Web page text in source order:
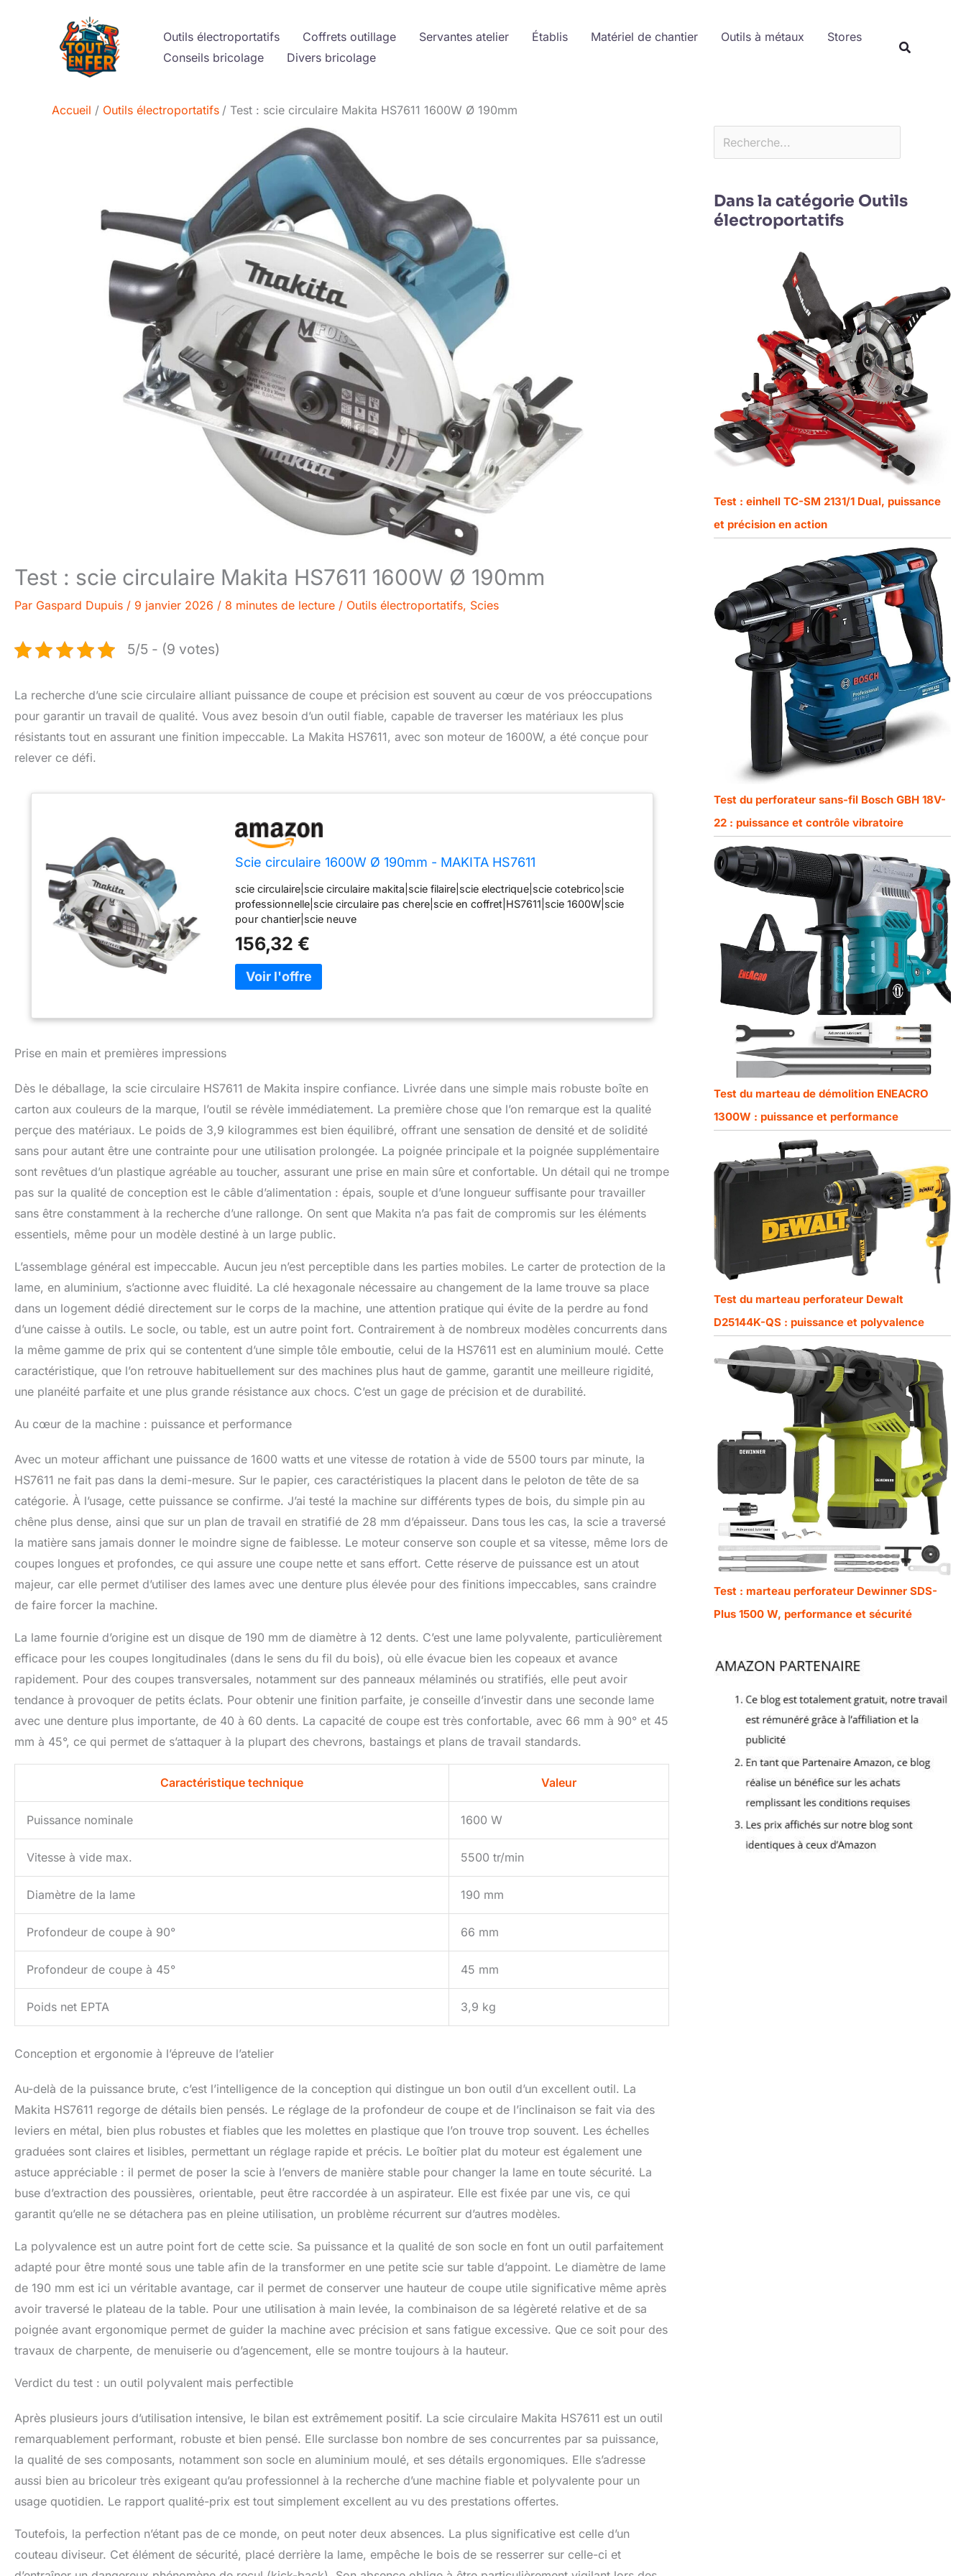
Outils électroportatifs Coffrets outillage Servantes atelier Établis Matériel de chantier Outils à métaux
Stores
Conseils bricolage
Divers bricolage
Accueil Outils électroportatifs Test : scie circulaire Makita HS7611 1600W Ø 190mm
Test : scie circulaire Makita HS7611 1600W Ø 190mm
Par Gaspard Dupuis / 9 janvier 2026 / 8 minutes de lecture / Outils électroportatifs, Scies
5/5 - (9 votes)
La recherche d’une scie circulaire alliant puissance de coupe et précision est souvent au cœur de vos préoccupations
pour garantir un travail de qualité. Vous avez besoin d’un outil fiable, capable de traverser les matériaux les plus
résistants tout en assurant une finition impeccable. La Makita HS7611, avec son moteur de 1600W, a été conçue pour
relever ce défi.
Scie circulaire 1600W Ø 190mm - MAKITA HS7611
scie circulaire|scie circulaire makita|scie filaire|scie electrique|scie cotebrico|scie
professionnelle|scie circulaire pas chere|scie en coffret|HS7611|scie 1600W|scie
pour chantier|scie neuve
156,32 €
Prise en main et premières impressions
Dès le déballage, la scie circulaire HS7611 de Makita inspire confiance. Livrée dans une simple mais robuste boîte en
carton aux couleurs de la marque, l’outil se révèle immédiatement. La première chose que l’on remarque est la qualité
perçue des matériaux. Le poids de 3,9 kilogrammes est bien équilibré, offrant une sensation de densité et de solidité
sans pour autant être une contrainte pour une utilisation prolongée. La poignée principale et la poignée supplémentaire
sont revêtues d’un plastique agréable au toucher, assurant une prise en main sûre et confortable. Un détail qui ne trompe
pas sur la qualité de conception est le câble d’alimentation : épais, souple et d’une longueur suffisante pour travailler
sans être constamment à la recherche d’une rallonge. On sent que Makita n’a pas fait de compromis sur les éléments
essentiels, même pour un modèle destiné à un large public.
L’assemblage général est impeccable. Aucun jeu n’est perceptible dans les parties mobiles. Le carter de protection de la
lame, en aluminium, s’actionne avec fluidité. La clé hexagonale nécessaire au changement de la lame trouve sa place
dans un logement dédié directement sur le corps de la machine, une attention pratique qui évite de la perdre au fond
d’une caisse à outils. Le socle, ou table, est un autre point fort. Contrairement à de nombreux modèles concurrents dans
la même gamme de prix qui se contentent d’une simple tôle emboutie, celui de la HS7611 est en aluminium moulé. Cette
caractéristique, que l’on retrouve habituellement sur des machines plus haut de gamme, garantit une meilleure rigidité,
une planéité parfaite et une plus grande résistance aux chocs. C’est un gage de précision et de durabilité.
Au cœur de la machine : puissance et performance
Avec un moteur affichant une puissance de 1600 watts et une vitesse de rotation à vide de 5500 tours par minute, la
HS7611 ne fait pas dans la demi-mesure. Sur le papier, ces caractéristiques la placent dans le peloton de tête de sa
catégorie. À l’usage, cette puissance se confirme. J’ai testé la machine sur différents types de bois, du simple pin au
chêne plus dense, ainsi que sur un plan de travail en stratifié de 28 mm d’épaisseur. Dans tous les cas, la scie a traversé
la matière sans jamais donner le moindre signe de faiblesse. Le moteur conserve son couple et sa vitesse, même lors de
coupes longues et profondes, ce qui assure une coupe nette et sans effort. Cette réserve de puissance est un atout
majeur, car elle permet d’utiliser des lames avec une denture plus élevée pour des finitions impeccables, sans craindre
de faire forcer la machine.
La lame fournie d’origine est un disque de 190 mm de diamètre à 12 dents. C’est une lame polyvalente, particulièrement
efficace pour les coupes longitudinales (dans le sens du fil du bois), où elle évacue bien les copeaux et avance
rapidement. Pour des coupes transversales, notamment sur des panneaux mélaminés ou stratifiés, elle peut avoir
tendance à provoquer de petits éclats. Pour obtenir une finition parfaite, je conseille d’investir dans une seconde lame
avec une denture plus importante, de 40 à 60 dents. La capacité de coupe est très confortable, avec 66 mm à 90° et 45
mm à 45°, ce qui permet de s’attaquer à la plupart des chevrons, bastaings et plans de travail standards.
Caractéristique technique Valeur
Puissance nominale 1600 W
Vitesse à vide max. 5500 tr/min
Diamètre de la lame 190 mm
Profondeur de coupe à 90° 66 mm
Profondeur de coupe à 45° 45 mm
Poids net EPTA 3,9 kg
Conception et ergonomie à l’épreuve de l’atelier
Au-delà de la puissance brute, c’est l’intelligence de la conception qui distingue un bon outil d’un excellent outil. La
Makita HS7611 regorge de détails bien pensés. Le réglage de la profondeur de coupe et de l’inclinaison se fait via des
leviers en métal, bien plus robustes et fiables que les molettes en plastique que l’on trouve trop souvent. Les échelles
graduées sont claires et lisibles, permettant un réglage rapide et précis. Le boîtier plat du moteur est également une
astuce appréciable : il permet de poser la scie à l’envers de manière stable pour changer la lame en toute sécurité. La
buse d’extraction des poussières, orientable, peut être raccordée à un aspirateur. Elle est fixée par une vis, ce qui
garantit qu’elle ne se détachera pas en pleine utilisation, un problème récurrent sur d’autres modèles.
La polyvalence est un autre point fort de cette scie. Sa puissance et la qualité de son socle en font un outil parfaitement
adapté pour être monté sous une table afin de la transformer en une petite scie sur table d’appoint. Le diamètre de lame
de 190 mm est ici un véritable avantage, car il permet de conserver une hauteur de coupe utile significative même après
avoir traversé le plateau de la table. Pour une utilisation à main levée, la combinaison de sa légèreté relative et de sa
poignée avant ergonomique permet de guider la machine avec précision et sans fatigue excessive. Que ce soit pour des
travaux de charpente, de menuiserie ou d’agencement, elle se montre toujours à la hauteur.
Verdict du test : un outil polyvalent mais perfectible
Après plusieurs jours d’utilisation intensive, le bilan est extrêmement positif. La scie circulaire Makita HS7611 est un outil
remarquablement performant, robuste et bien pensé. Elle surclasse bon nombre de ses concurrentes par sa puissance,
la qualité de ses composants, notamment son socle en aluminium moulé, et ses détails ergonomiques. Elle s’adresse
aussi bien au bricoleur très exigeant qu’au professionnel à la recherche d’une machine fiable et polyvalente pour un
usage quotidien. Le rapport qualité-prix est tout simplement excellent au vu des prestations offertes.
Toutefois, la perfection n’étant pas de ce monde, on peut noter deux absences. La plus significative est celle d’un
couteau diviseur. Cet élément de sécurité, placé derrière la lame, empêche le bois de se resserrer sur celle-ci et
Dans la catégorie Outils
électroportatifs
Test : einhell TC-SM 2131/1 Dual, puissance
et précision en action
Test du perforateur sans-fil Bosch GBH 18V-
22 : puissance et contrôle vibratoire
Test du marteau de démolition ENEACRO
1300W : puissance et performance
Test du marteau perforateur Dewalt
D25144K-QS : puissance et polyvalence
Test : marteau perforateur Dewinner SDS-
Plus 1500 W, performance et sécurité